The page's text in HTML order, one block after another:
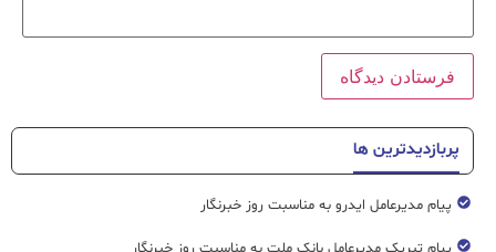
پربازدیدترین ها
پیام مدیرعامل ایدرو به مناسبت روز خبرنگار